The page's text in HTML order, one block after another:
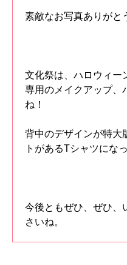
素敵なお写真ありがと
文化祭は、ハロウィー
専用のメイクアップ、
ね！
背中のデザインが特大
トがあるTシャツにな
今後ともぜひ、ぜひ、
さいね。